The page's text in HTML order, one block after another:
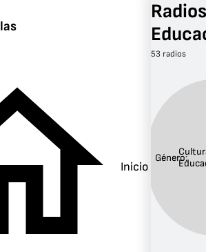
Inicio
53 radios
Género: